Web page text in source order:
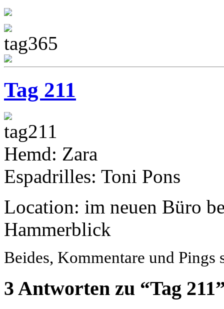
Tag 211
Hemd: Zara
Espadrilles: Toni Pons
Location: im neuen Büro
Hammerblick
Beides, Kommentare und Pings
3 Antworten zu “Tag